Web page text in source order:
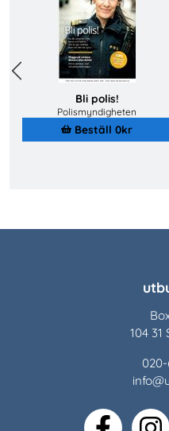
Bli polis!
Polismyndigheten
Beställ 0kr
Previous
104
facebook